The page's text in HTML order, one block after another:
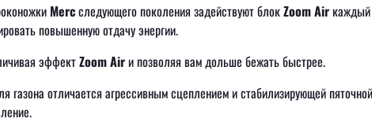
Mercследующего поколения задействуют блокZoom Airкаждый
повышенную отдачу энергии.
эффектZoom Airи позволяя вам дольше бежать быстрее.
отличается агрессивным сцеплением и стабилизирующей пяточной